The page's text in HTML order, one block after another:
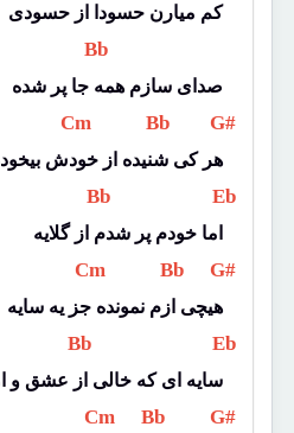
کم میارن حسودا از حسودی
Bb
صدای سازم همه جا پر شده
Cm Bb G#
هر کی شنیده از خودش
Bb Eb
اما خودم پر شدم از گلایه
Cm Bb G#
هیچی ازم نمونده جز یه سایه
Bb Eb
سایه ای که خالی از عشق و
Cm Bb G#